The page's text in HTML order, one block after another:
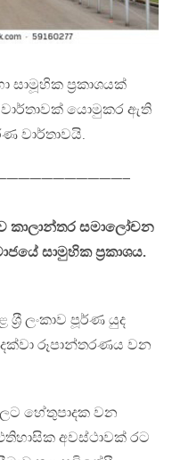
සාමූහික ප්‍රකාශයක්
වාර්තාවක් යොමුකර ඇති
වාර්තාවයි.
කාලාන්තර සමාලෝචන
සාමුහික ප‍්‍රකාශය.
ලංකාව පූර්ණ යුද
රූපාන්තරණය වන
හේතුපාදක වන
අවස්ථාවක් රට